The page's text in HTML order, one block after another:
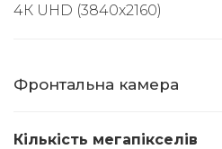
4К UHD (3840x2160)
Фронтальна камера
Кількість мегапікселів